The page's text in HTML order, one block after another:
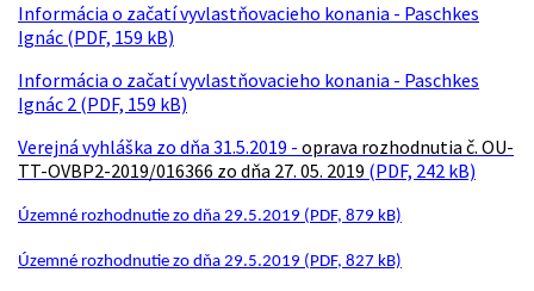
Informácia o začatí vyvlastňovacieho konania - Paschkes
Ignác (PDF, 159 kB)
Informácia o začatí vyvlastňovacieho konania - Paschkes
Ignác 2 (PDF, 159 kB)
Verejná vyhláška zo dňa 31.5.2019 - oprava rozhodnutia č. OU-
TT-OVBP2-2019/016366 zo dňa 27. 05. 2019 (PDF, 242 kB)
Územné rozhodnutie zo dňa 29.5.2019 (PDF, 879 kB)
Územné rozhodnutie zo dňa 29.5.2019 (PDF, 827 kB)